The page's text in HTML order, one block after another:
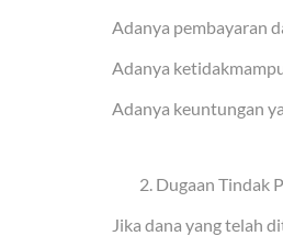
Adanya pembayaran
Adanya
Adanya keuntungan
Dugaan Tindak
Jika dana yang telah